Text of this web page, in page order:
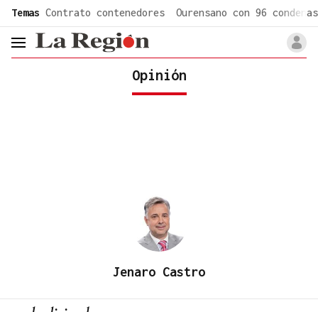
Temas Contrato contenedores Ourensano con 96 condenas
header.menu.open
Opinión
Jenaro Castro